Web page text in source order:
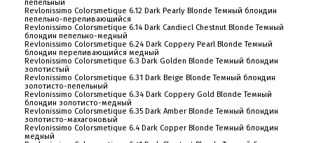
пепельный
Revlonissimo Colorsmetique 6.12 Dark Pearly Blonde Темный блондин
пепельно-переливающийся
Revlonissimo Colorsmetique 6.14 Dark Candiecl Chestnut Blonde Темный
блондин пепельно-медный
Revlonissimo Colorsmetique 6.24 Dark Coppery Pearl Blonde Темный
блондин переливающийся медный
Revlonissimo Colorsmetique 6.3 Dark Golden Blonde Темный блондин
золотистый
Revlonissimo Colorsmetique 6.31 Dark Beige Blonde Темный блондин
золотисто-пепельный
Revlonissimo Colorsmetique 6.34 Dark Coppery Gold Blonde Темный
блондин золотисто-медный
Revlonissimo Colorsmetique 6.35 Dark Amber Blonde Темный блондин
золотисто-махагоновый
Revlonissimo Colorsmetique 6.4 Dark Copper Blonde Темный блондин
медный